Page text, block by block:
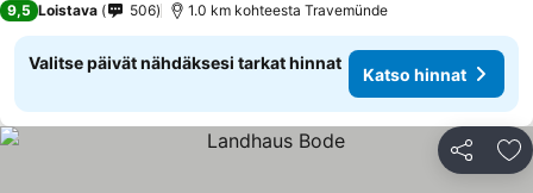
9,5 Loistava 506 1.0 km kohteesta Travemünde
Valitse päivät nähdäksesi tarkat hinnat
Katso hinnat
Jaa